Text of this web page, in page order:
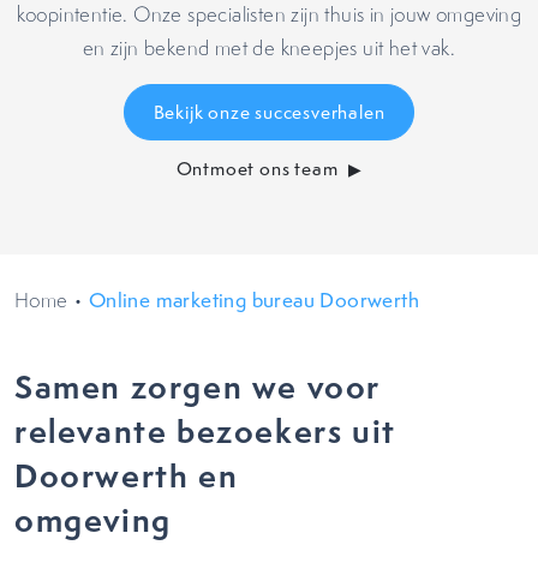
koopintentie. Onze specialisten zijn thuis in jouw omgeving
en zijn bekend met de kneepjes uit het vak.
Bekijk onze succesverhalen
Ontmoet ons team
Home • Online marketing bureau Doorwerth
Samen zorgen we voor
relevante bezoekers uit
Doorwerth en
omgeving